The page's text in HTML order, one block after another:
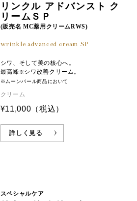
リンクル アドバンスト ク
リームＳＰ
(販売名 MC薬用クリームRWS)
wrinkle advanced cream SP
シワ、そして美の核心へ。
最高峰※シワ改善クリーム。
※ムーンパール商品において
クリーム
¥11,000 （税込）
詳しく見る
スペシャルケア